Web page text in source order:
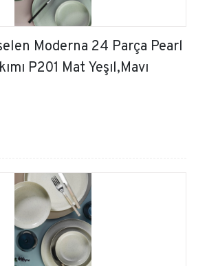
Moderna 24 Parça Pearl
P201 Mat Yeşıl,Mavı